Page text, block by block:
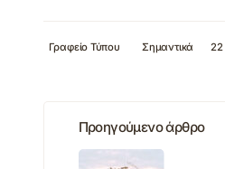
Γραφείο Τύπου Σημαντικά
Προηγούμενο άρθρο